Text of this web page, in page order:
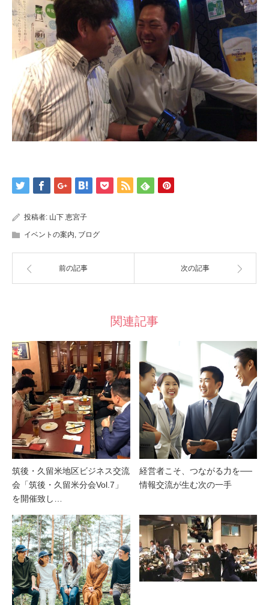
投稿者: 山下 恵宮子
イベントの案内 ブログ
前の記事 次の記事
関連記事
筑後・久留米地区ビジネス交流
会「筑後・久留米分会Vol.7」
を開催致し…
経営者こそ、つながる力を──
情報交流が生む次の一手